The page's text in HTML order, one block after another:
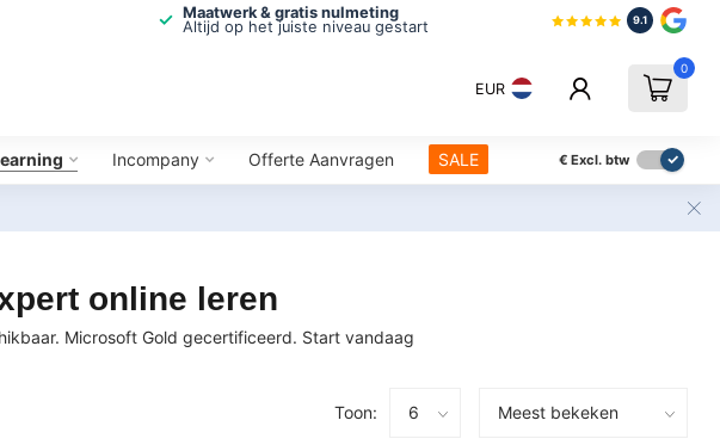
Maatwerk & gratis nulmeting
Altijd op het juiste niveau gestart
9.1
EUR
0
Incompany Offerte Aanvragen SALE € Excl. btw
online leren
Microsoft Gold gecertificeerd. Start vandaag
Toon: